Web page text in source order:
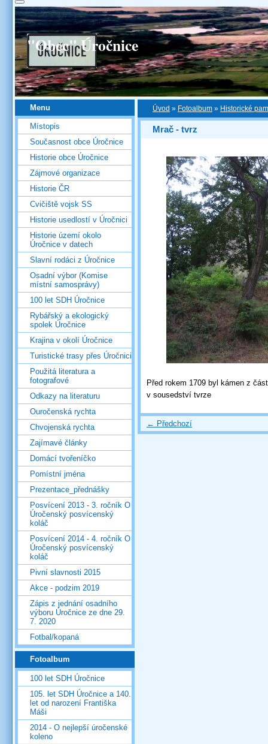
"Obec" Úročnice
Úvod » Fotoalbum » Historické
Mrač - tvrz
Před rokem 1709 byl kámen z
v sousedství tvrze
← Předchozí
Menu
Místopis
Současnost obce Úročnice
Historie obce Úročnice
Zájmové organizace
Historie ČR
Cvičiště vojsk SS
Historie usedlostí v Úročnici
Historie území okolo
Úročnice v datech
Slavní rodáci z Úročnice
Osadní výbor (Komise
místní samosprávy)
100 let SDH Úročnice
Rybářský a ekologický
spolek Úročnice
Krajina v okolí Úročnice
Turistické trasy přes Úročnici
Použitá literatura a
fotografové
Odkazy na literaturu
Ouročenská rychta
Chvojenská rychta
Zajímavé články
Domácí tvořeníčko
Pomístní jména
Prezentace_přednášky
Posvícení 2013 - 3. ročník O
Úročenský posvícenský
koláč
Posvícení 2014 - 4. ročník O
Úročenský posvícenský
koláč
Pivní slavnosti 2015
Akce - podzim 2019
Zápis z jednání osadního
výboru Úročnice ze dne 29.
7. 2020
Fotbal/kopaná
Fotoalbum
100 let SDH Úročnice
105. let SDH Úročnice a 140.
let od narození Františka
Máši
2014 - O nejlepší úročenské
koleno